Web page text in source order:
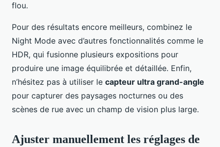
flou.
Pour des résultats encore meilleurs, combinez le
Night Mode avec d’autres fonctionnalités comme le
HDR, qui fusionne plusieurs expositions pour
produire une image équilibrée et détaillée. Enfin,
n’hésitez pas à utiliser le capteur ultra grand-angle
pour capturer des paysages nocturnes ou des
scènes de rue avec un champ de vision plus large.
Ajuster manuellement les réglages de